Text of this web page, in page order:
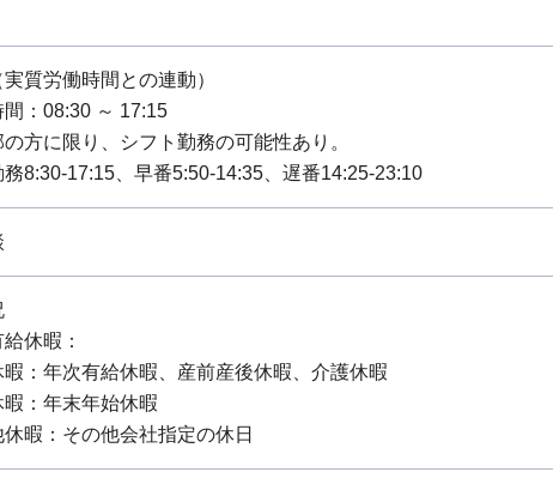
質労働時間との連動）
間：08:30 ～ 17:15
方に限り、シフト勤務の可能性あり。
務8:30-17:15、早番5:50-14:35、遅番14:25-23:10
給休暇：
暇：年次有給休暇、産前産後休暇、介護休暇
暇：年末年始休暇
休暇：その他会社指定の休日